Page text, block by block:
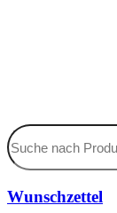
Wunschzettel